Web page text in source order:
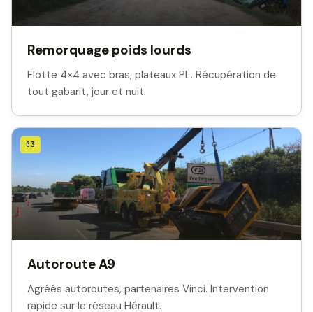
Remorquage poids lourds
Flotte 4×4 avec bras, plateaux PL. Récupération de
tout gabarit, jour et nuit.
03
Autoroute A9
Agréés autoroutes, partenaires Vinci. Intervention
rapide sur le réseau Hérault.